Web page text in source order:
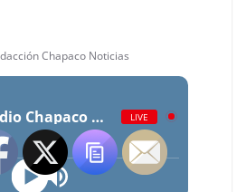
Chapaco Noticias
Radio Chapaco Noticias Las 24 horas en vivo LIVE